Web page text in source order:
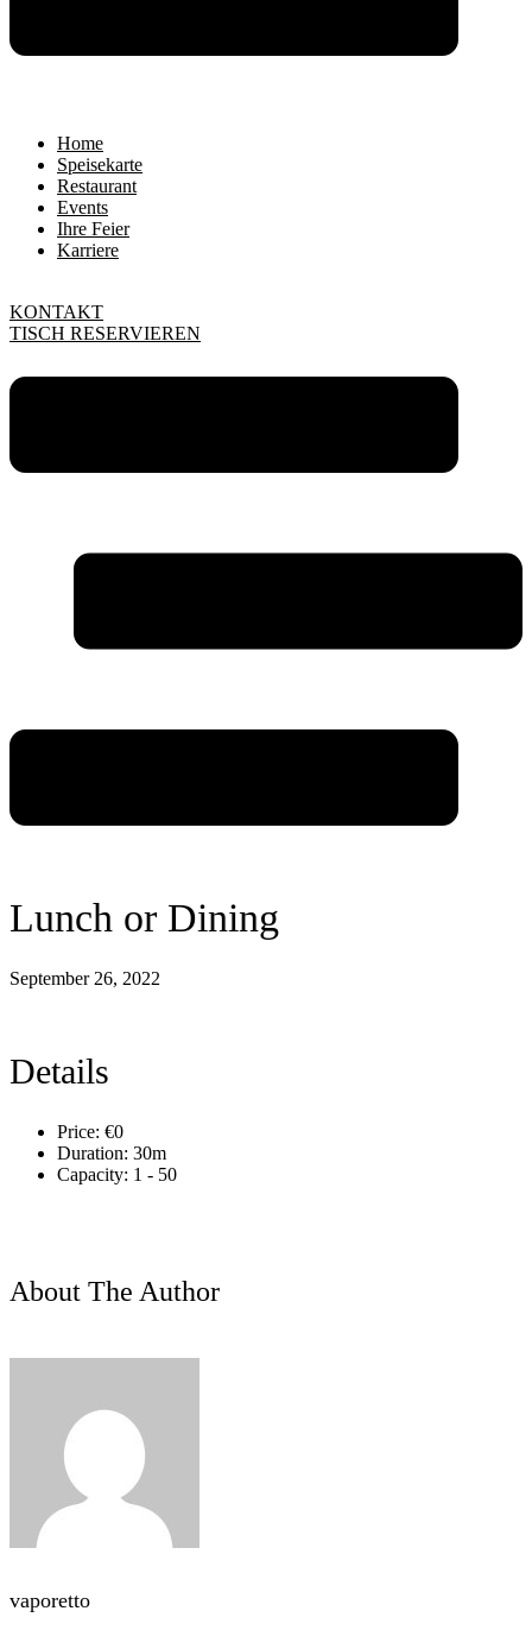
Home
Speisekarte
Restaurant
Events
Ihre Feier
Karriere
KONTAKT
TISCH RESERVIEREN
Lunch or Dining
September 26, 2022
Details
Price: €0
Duration: 30m
Capacity: 1 - 50
About The Author
vaporetto